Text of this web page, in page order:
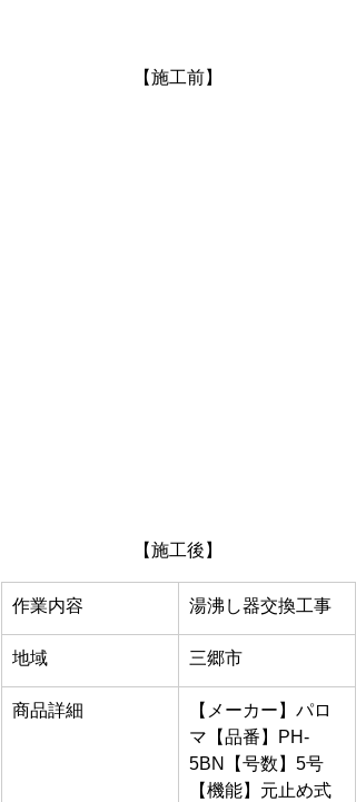
【施工前】
【施工後】
作業内容 湯沸し器交換工事
地域 三郷市
商品詳細
【メーカー】パロ
マ【品番】PH-
5BN【号数】5号
【機能】元止め式